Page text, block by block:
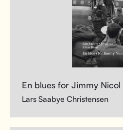
En blues for Jimmy Nicol
Lars Saabye Christensen